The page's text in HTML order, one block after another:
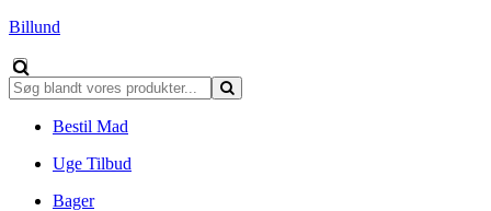
Billund
Bestil Mad
Uge Tilbud
Bager